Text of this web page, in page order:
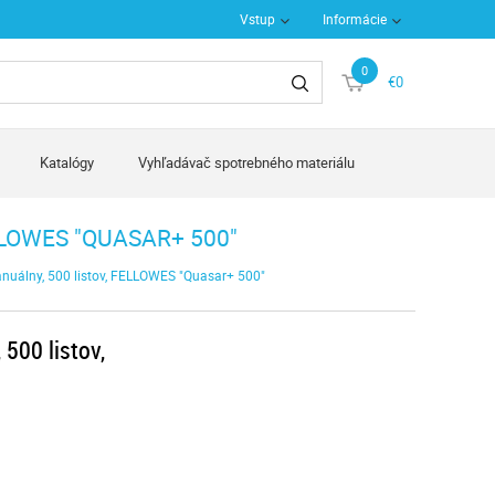
Vstup Informácie
0
€0
Katalógy Vyhľadávač spotrebného materiálu
"QUASAR+ 500"
500 listov, FELLOWES "Quasar+ 500"
500 listov,